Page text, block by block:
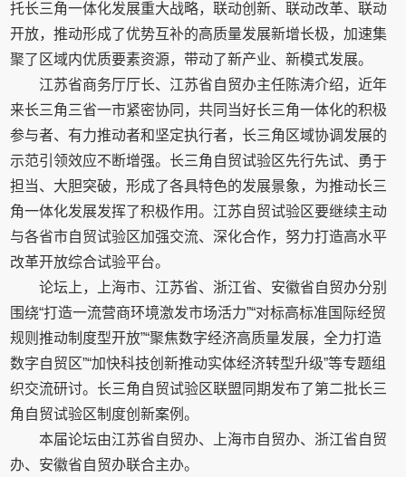
托长三角一体化发展重大战略，联动创新、联动改革、联动
开放，推动形成了优势互补的高质量发展新增长极，加速集
聚了区域内优质要素资源，带动了新产业、新模式发展。
江苏省商务厅厅长、江苏省自贸办主任陈涛介绍，近年
来长三角三省一市紧密协同，共同当好长三角一体化的积极
参与者、有力推动者和坚定执行者，长三角区域协调发展的
示范引领效应不断增强。长三角自贸试验区先行先试、勇于
担当、大胆突破，形成了各具特色的发展景象，为推动长三
角一体化发展发挥了积极作用。江苏自贸试验区要继续主动
与各省市自贸试验区加强交流、深化合作，努力打造高水平
改革开放综合试验平台。
论坛上，上海市、江苏省、浙江省、安徽省自贸办分别
围绕“打造一流营商环境激发市场活力”“对标高标准国际经贸
规则推动制度型开放”“聚焦数字经济高质量发展，全力打造
数字自贸区”“加快科技创新推动实体经济转型升级”等专题组
织交流研讨。长三角自贸试验区联盟同期发布了第二批长三
角自贸试验区制度创新案例。
本届论坛由江苏省自贸办、上海市自贸办、浙江省自贸
办、安徽省自贸办联合主办。